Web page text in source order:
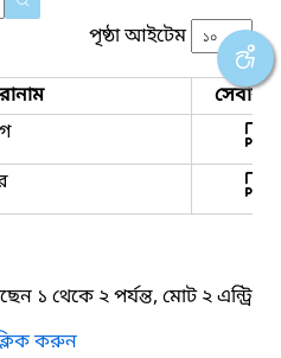
পৃষ্ঠা আইটেম
সেবার
১ থেকে ২ পর্যন্ত, মোট ২ এন্ট্রি
করুন